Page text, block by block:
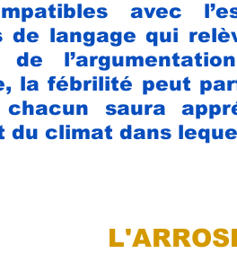
avec
de langage qui
de
la fébrilité peut
saura
du climat dans